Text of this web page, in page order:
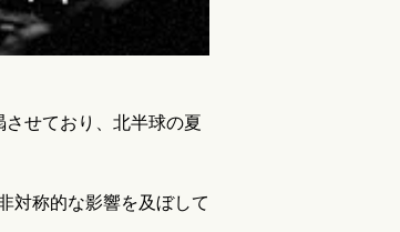
せており、北半球の夏
対称的な影響を及ぼして